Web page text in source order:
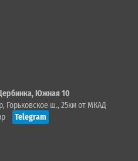
Южная 10
Горьковское ш., 25км от МКАД
Telegram